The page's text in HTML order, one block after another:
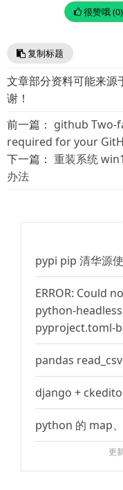
很赞哦 (0)
复制标题
文章部分资料可能来源
谢！
前一篇： github Two-
required for your
下一篇： 重装系统
办法
pypi pip 清华源
ERROR: Could
python-
pyproject.toml-
pandas
django +
python 的 map
更